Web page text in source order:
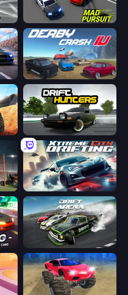
Mad Pursuit
Derby Crash 4
Drift Hunters
Xtreme City Drifting
Epic Racing - Descent on Cars Drift Arena